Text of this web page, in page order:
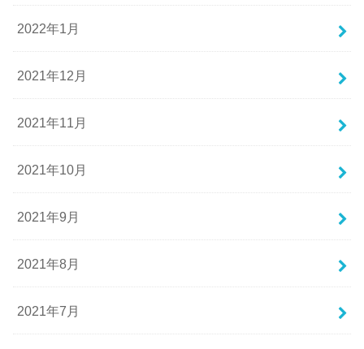
2022年1月
2021年12月
2021年11月
2021年10月
2021年9月
2021年8月
2021年7月